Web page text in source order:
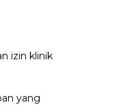
izin klinik
yang